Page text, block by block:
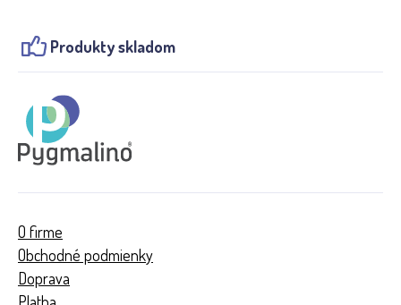
Produkty skladom
O firme
Obchodné podmienky
Doprava